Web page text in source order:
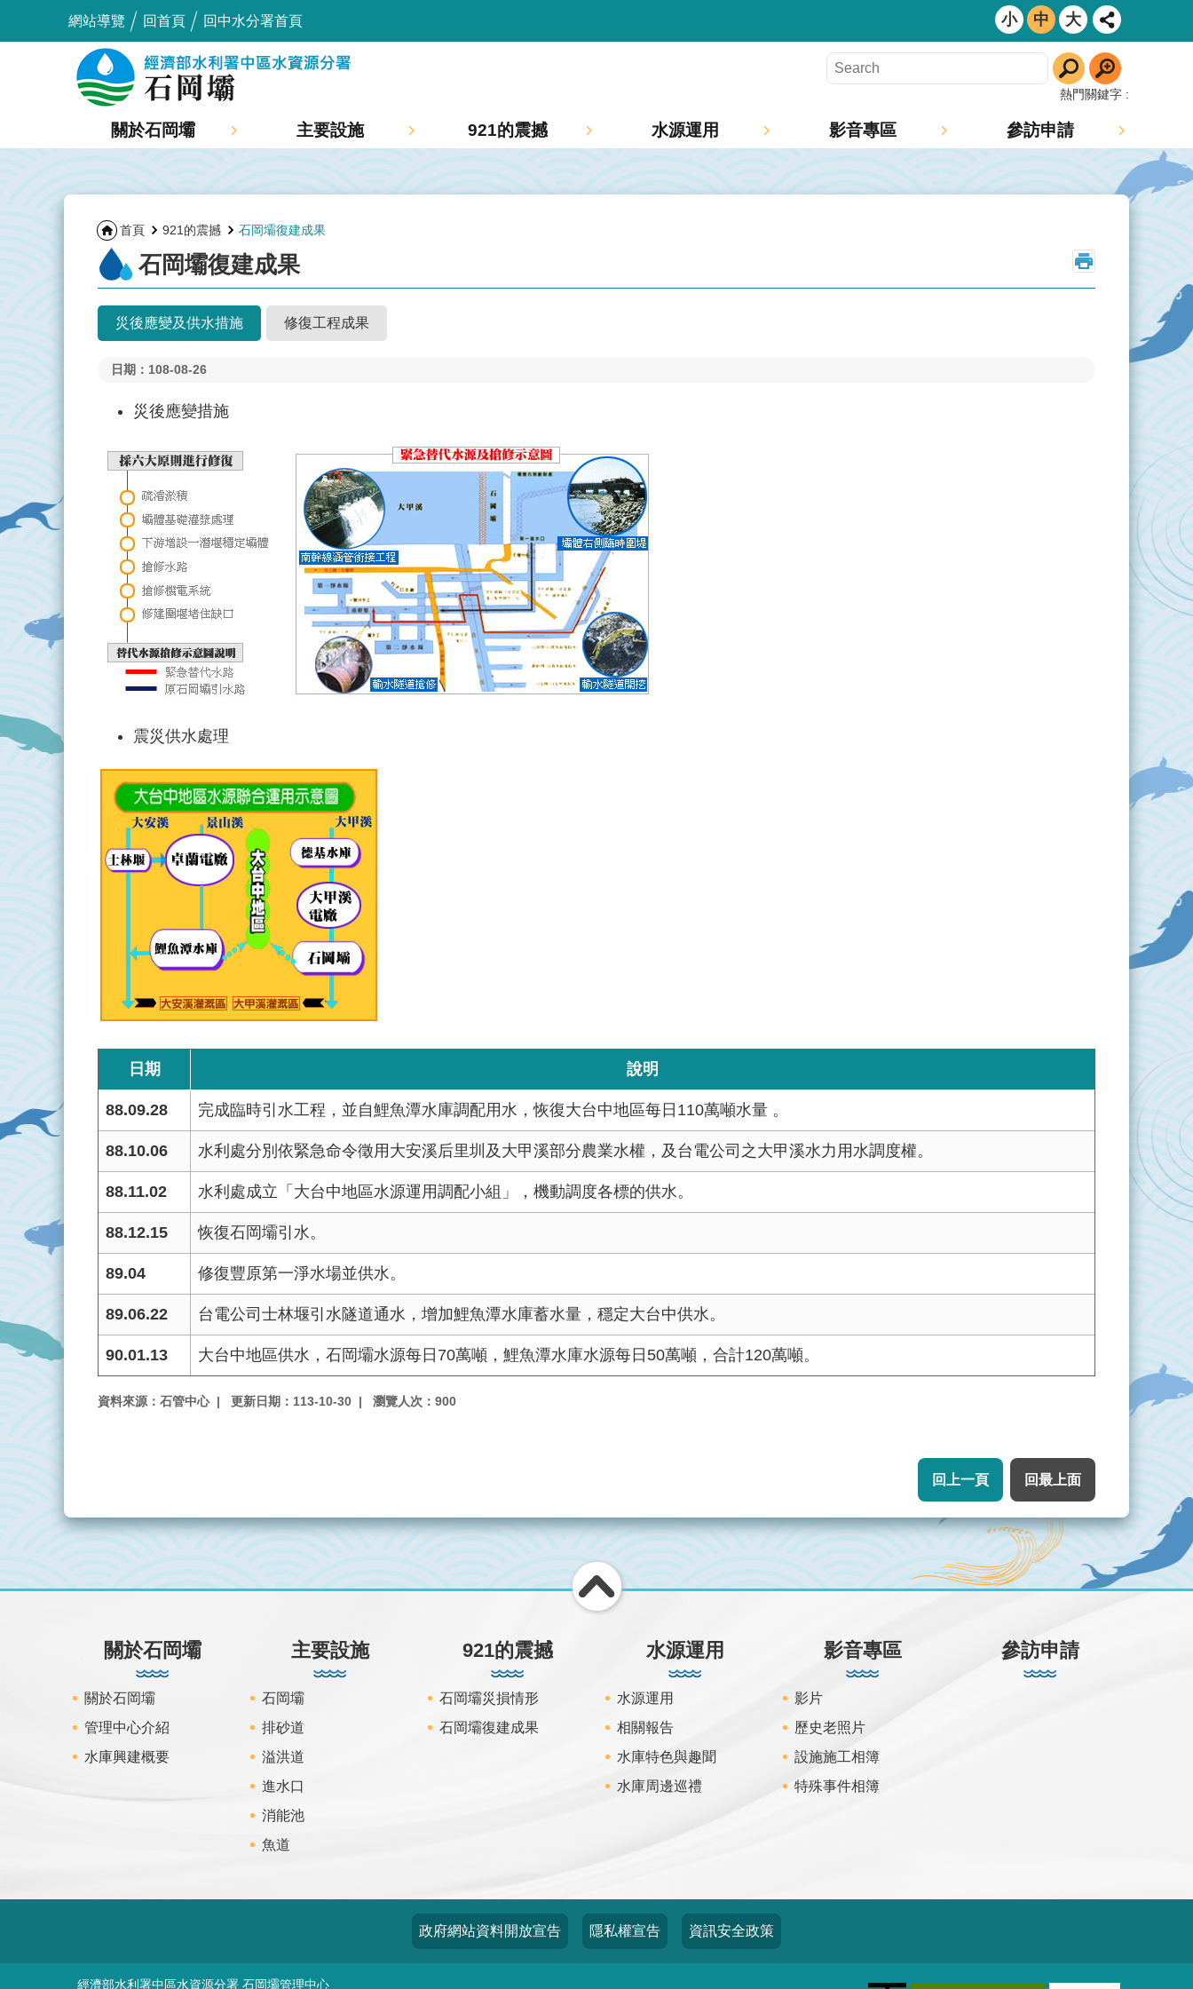
跳到主要內容區塊
網站導覽
回首頁 回中水分署首頁 小 中 大
熱門關鍵字
關於石岡壩 主要設施 921的震撼 水源運用 影音專區 參訪申請
首頁 921的震撼 石岡壩復建成果
石岡壩復建成果
災後應變及供水措施 修復工程成果
日期：108-08-26
災後應變措施
震災供水處理
日期 說明
88.09.28 完成臨時引水工程，並自鯉魚潭水庫調配用水，恢復大台中地區每日110萬噸水量 。
88.10.06 水利處分別依緊急命令徵用大安溪后里圳及大甲溪部分農業水權，及台電公司之大甲溪水力用水調度權。
88.11.02 水利處成立「大台中地區水源運用調配小組」，機動調度各標的供水。
88.12.15 恢復石岡壩引水。
89.04 修復豐原第一淨水場並供水。
89.06.22 台電公司士林堰引水隧道通水，增加鯉魚潭水庫蓄水量，穩定大台中供水。
90.01.13 大台中地區供水，石岡壩水源每日70萬噸，鯉魚潭水庫水源每日50萬噸，合計120萬噸。
資料來源：石管中心 更新日期：113-10-30 瀏覽人次：900
回上一頁 回最上面
:::
關於石岡壩
關於石岡壩
管理中心介紹
水庫興建概要
主要設施
石岡壩
排砂道
溢洪道
進水口
消能池
魚道
921的震撼
石岡壩災損情形
石岡壩復建成果
水源運用
水源運用
相關報告
水庫特色與趣聞
水庫周邊巡禮
影音專區
影片
歷史老照片
設施施工相簿
特殊事件相簿
參訪申請
政府網站資料開放宣告 隱私權宣告 資訊安全政策
經濟部水利署中區水資源分署 石岡壩管理中心